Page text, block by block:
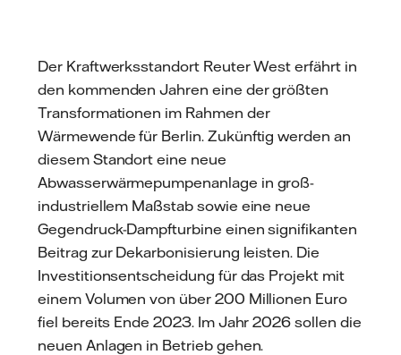
Der Kraftwerksstandort Reuter West erfährt in
den kommenden Jahren eine der größten
Transformationen im Rahmen der
Wärmewende für Berlin. Zukünftig werden an
diesem Standort eine neue
Abwasserwärmepumpenanlage in groß-
industriellem Maßstab sowie eine neue
Gegendruck-Dampfturbine einen signifikanten
Beitrag zur Dekarbonisierung leisten. Die
Investitionsentscheidung für das Projekt mit
einem Volumen von über 200 Millionen Euro
fiel bereits Ende 2023. Im Jahr 2026 sollen die
neuen Anlagen in Betrieb gehen.